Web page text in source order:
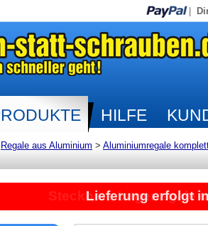
HILFE
Regale aus Aluminium > Aluminiumregale
Lieferung erfolgt